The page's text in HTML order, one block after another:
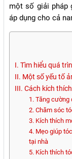
một số giải pháp
áp dụng cho cả
I. Tìm hiểu quá
II. Một số yếu tố
III. Cách kích
1. Tăng
2. Chăm sóc
3. Kích thích
4. Mẹo giúp
tại nhà
5. Kích thích